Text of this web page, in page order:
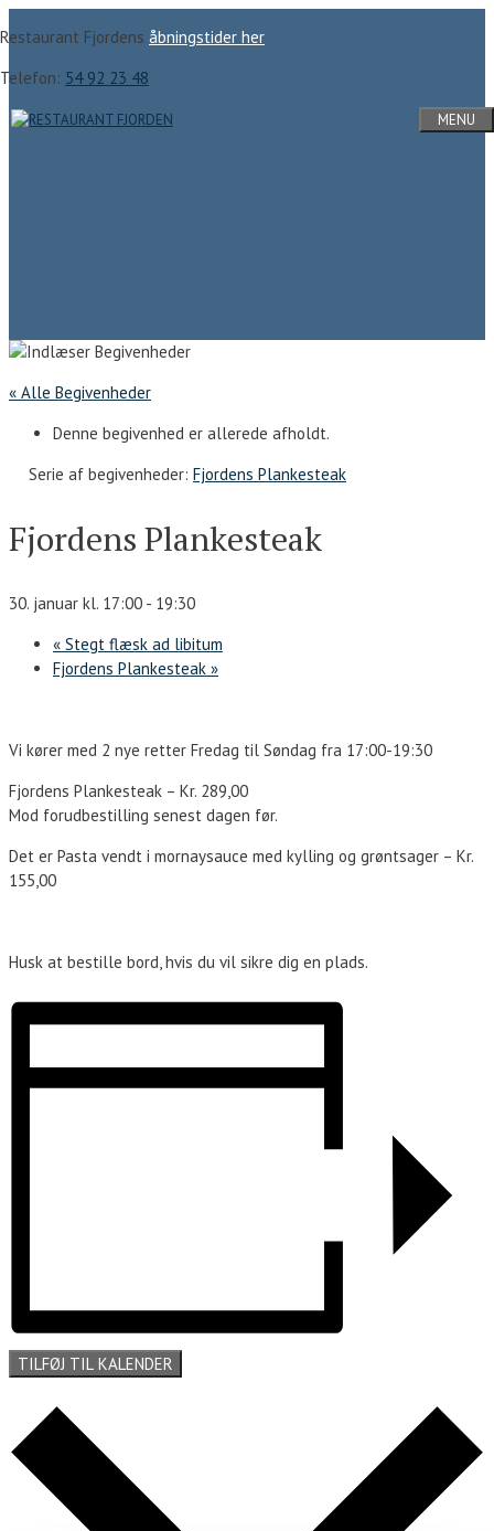
til
indhold
Restaurant Fjordens åbningstider her
Telefon: 54 92 23 48
MENU
« Alle Begivenheder
Denne begivenhed er allerede afholdt.
Serie af begivenheder: Fjordens Plankesteak
Fjordens Plankesteak
30. januar kl. 17:00 - 19:30
« Stegt flæsk ad libitum
Fjordens Plankesteak »
Vi kører med 2 nye retter Fredag til Søndag fra 17:00-19:30
Fjordens Plankesteak – Kr. 289,00
Mod forudbestilling senest dagen før.
Det er Pasta vendt i mornaysauce med kylling og grøntsager – Kr.
155,00
Husk at bestille bord, hvis du vil sikre dig en plads.
TILFØJ TIL KALENDER